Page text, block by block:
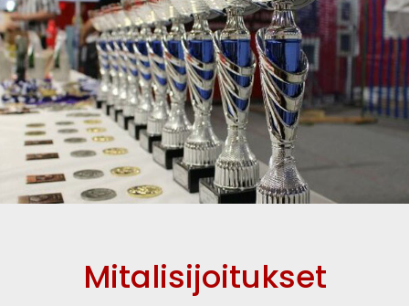
Mitalisijoitukset